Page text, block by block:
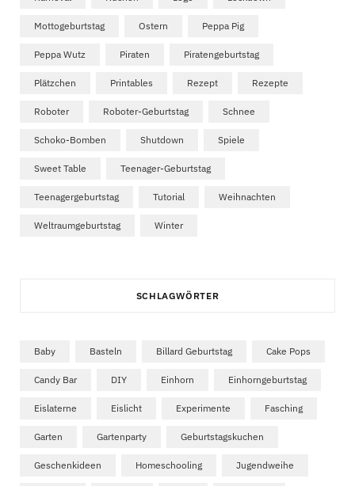
Mottogeburtstag Ostern Peppa Pig
Peppa Wutz Piraten Piratengeburtstag
Plätzchen Printables Rezept Rezepte
Roboter Roboter-Geburtstag Schnee
Schoko-Bomben Shutdown Spiele
Sweet Table Teenager-Geburtstag
Teenagergeburtstag Tutorial Weihnachten
Weltraumgeburtstag Winter
SCHLAGWÖRTER
Baby Basteln Billard Geburtstag Cake Pops
Candy Bar DIY Einhorn Einhorngeburtstag
Eislaterne Eislicht Experimente Fasching
Garten Gartenparty Geburtstagskuchen
Geschenkideen Homeschooling Jugendweihe